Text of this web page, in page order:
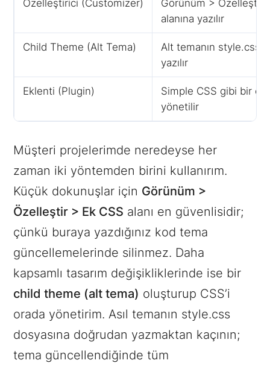
Özelleştirici (Customizer)
Görünüm > Özelleştir
alanına yazılır
Child Theme (Alt Tema)
Alt temanın style.css
yazılır
Eklenti (Plugin)
Simple CSS gibi bir
yönetilir
Müşteri projelerimde neredeyse her
zaman iki yöntemden birini kullanırım.
Küçük dokunuşlar için Görünüm >
Özelleştir > Ek CSS alanı en güvenlisidir;
çünkü buraya yazdığınız kod tema
güncellemelerinde silinmez. Daha
kapsamlı tasarım değişikliklerinde ise bir
child theme (alt tema) oluşturup CSS’i
orada yönetirim. Asıl temanın style.css
dosyasına doğrudan yazmaktan kaçının;
tema güncellendiğinde tüm